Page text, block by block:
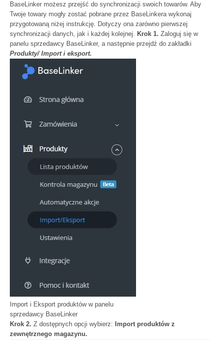
BaseLinker możesz przejść do synchronizacji swoich towarów. Aby
Twoje towary mogły zostać pobrane przez BaseLinkera wykonaj
przygotowaną niżej instrukcję. Dotyczy ona zarówno pierwszej
synchronizacji danych, jak i każdej kolejnej. Krok 1. Zaloguj się w
panelu sprzedawcy BaseLinker, a następnie przejdź do zakładki
Produkty/ Import i eksport.
Import i Eksport produktów w panelu
sprzedawcy BaseLinker
Krok 2. Z dostępnych opcji wybierz: Import produktów z
zewnętrznego magazynu.